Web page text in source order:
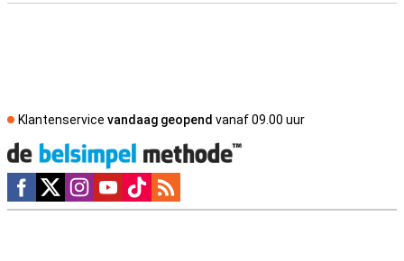
Klantenservice vandaag geopend vanaf 09.00 uur
Social media